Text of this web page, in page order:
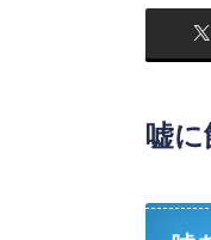
嘘